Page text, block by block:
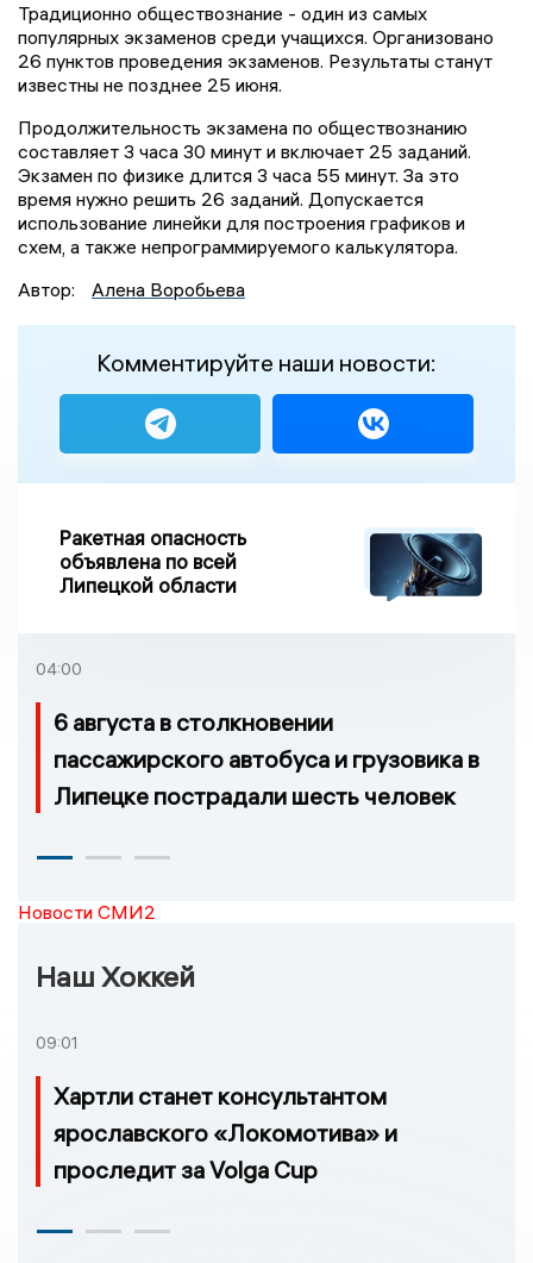
Традиционно обществознание - один из самых
популярных экзаменов среди учащихся. Организовано
26 пунктов проведения экзаменов. Результаты станут
известны не позднее 25 июня.
Продолжительность экзамена по обществознанию
составляет 3 часа 30 минут и включает 25 заданий.
Экзамен по физике длится 3 часа 55 минут. За это
время нужно решить 26 заданий. Допускается
использование линейки для построения графиков и
схем, а также непрограммируемого калькулятора.
Автор:
Алена Воробьева
Комментируйте наши новости:
Ракетная опасность
объявлена по всей
Липецкой области
04:00
6 августа в столкновении
пассажирского автобуса и грузовика в
Липецке пострадали шесть человек
Новости СМИ2
Наш Хоккей
09:01
Хартли станет консультантом
ярославского «Локомотива» и
проследит за Volga Cup